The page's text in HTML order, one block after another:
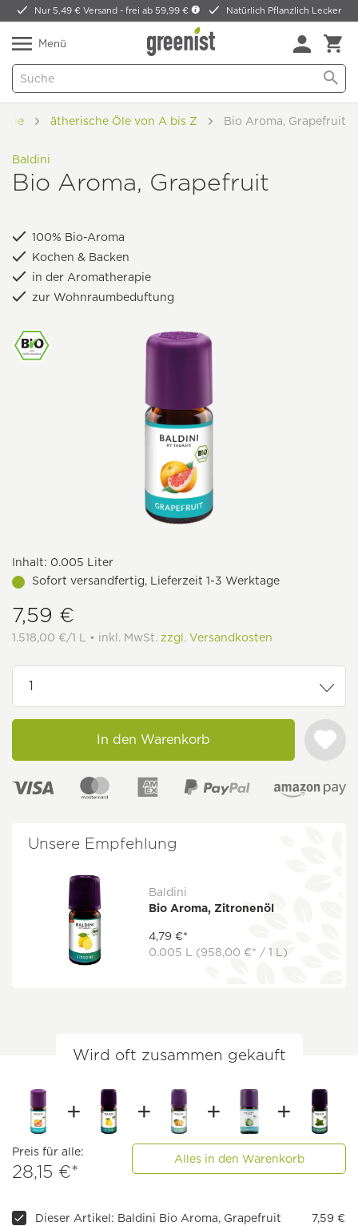
Nur 5,49 € Versand -frei ab 59,99 € Natürlich Pflanzlich Lecker
Menü
ätherische Öle von A bis Z Bio Aroma, Grapefruit
Baldini
Bio Aroma, Grapefruit
100% Bio-Aroma
Kochen & Backen
in der Aromatherapie
zur Wohnraumbeduftung
Inhalt: 0.005 Liter
Sofort versandfertig, Lieferzeit 1-3 Werktage
7,59 €
1.518,00 €/1 L • inkl. MwSt. zzgl. Versandkosten
In den Warenkorb
Unsere Empfehlung
Baldini
Bio Aroma, Zitronenöl
4,79 €*
0.005 L (958,00 €* / 1 L)
Wird oft zusammen gekauft
Preis für alle:
28,15 €*
Alles in den Warenkorb
Dieser Artikel: Baldini Bio Aroma, Grapefruit
7,59 €